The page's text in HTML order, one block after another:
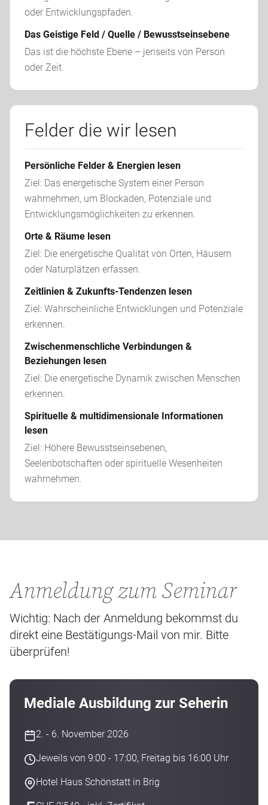
Das Geistige Feld / Quelle / Bewusstseinsebene
Das ist die höchste Ebene – jenseits von Person
oder Zeit.
Felder die wir lesen
Persönliche Felder & Energien lesen
Ziel: Das energetische System einer Person
wahrnehmen, um Blockaden, Potenziale und
Entwicklungsmöglichkeiten zu erkennen.
Orte & Räume lesen
Ziel: Die energetische Qualität von Orten, Häusern
oder Naturplätzen erfassen.
Zeitlinien & Zukunfts-Tendenzen lesen
Ziel: Wahrscheinliche Entwicklungen und Potenziale
erkennen.
Zwischenmenschliche Verbindungen &
Beziehungen lesen
Ziel: Die energetische Dynamik zwischen Menschen
erkennen.
Spirituelle & multidimensionale Informationen
lesen
Ziel: Höhere Bewusstseinsebenen,
Seelenbotschaften oder spirituelle Wesenheiten
wahrnehmen.
Anmeldung zum Seminar
Wichtig: Nach der Anmeldung bekommst du
direkt eine Bestätigungs-Mail von mir. Bitte
überprüfen!
Mediale Ausbildung zur Seherin
2. - 6. November 2026
Jeweils von 9:00 - 17:00, Freitag bis 16:00 Uhr
Hotel Haus Schönstatt in Brig